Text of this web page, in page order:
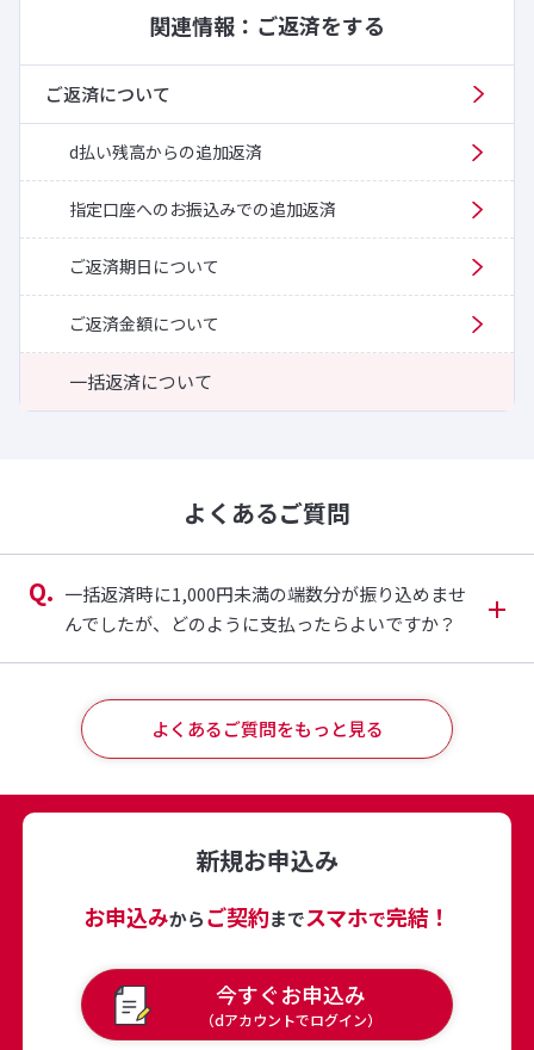
関連情報：ご返済をする
ご返済について
d払い残高からの追加返済
指定口座へのお振込みでの追加返済
ご返済期日について
ご返済金額について
一括返済について
よくあるご質問
一括返済時に1,000円未満の端数分が振り込めませ
んでしたが、どのように支払ったらよいですか？
よくあるご質問をもっと見る
新規お申込み
お申込みからご契約までスマホで完結！
今すぐお申込み
（dアカウントでログイン）